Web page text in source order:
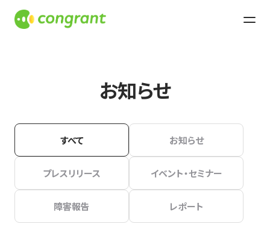
お知らせ
すべて お知らせ
プレスリリース イベント・セミナー
障害報告 レポート